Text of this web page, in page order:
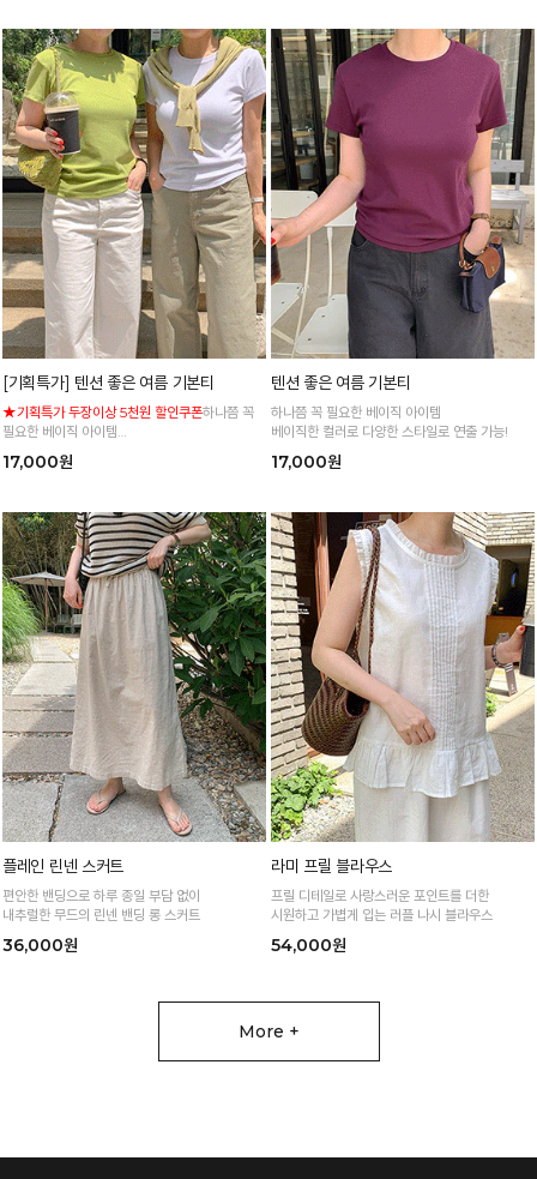
[기획특가] 텐션 좋은 여름 기본티
★기획특가 두장이상 5천원 할인쿠폰하나쯤 꼭
필요한 베이직 아이템
베이직한 컬러로 다양한 스타일로 연출 가능!
17,000원
텐션 좋은 여름 기본티
하나쯤 꼭 필요한 베이직 아이템
베이직한 컬러로 다양한 스타일로 연출 가능!
17,000원
플레인 린넨 스커트
편안한 밴딩으로 하루 종일 부담 없이
내추럴한 무드의 린넨 밴딩 롱 스커트
36,000원
라미 프릴 블라우스
프릴 디테일로 사랑스러운 포인트를 더한
시원하고 가볍게 입는 러플 나시 블라우스
54,000원
More +